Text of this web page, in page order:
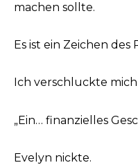
machen sollte.
Es ist ein Zeichen des
Ich verschluckte
„Ein… finanzielles
Evelyn nickte.